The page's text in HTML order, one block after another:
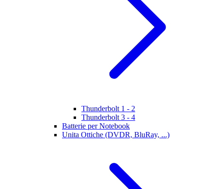
Thunderbolt 1 - 2
Thunderbolt 3 - 4
Batterie per Notebook
Unita Ottiche (DVDR, BluRay, ...)